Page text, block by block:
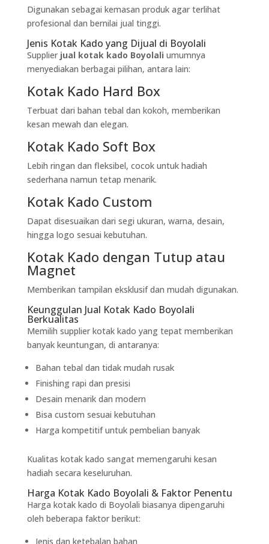
Digunakan sebagai kemasan produk agar terlihat
profesional dan bernilai jual tinggi.
Jenis Kotak Kado yang Dijual di Boyolali
Supplier jual kotak kado Boyolali umumnya
menyediakan berbagai pilihan, antara lain:
Kotak Kado Hard Box
Terbuat dari bahan tebal dan kokoh, memberikan
kesan mewah dan elegan.
Kotak Kado Soft Box
Lebih ringan dan fleksibel, cocok untuk hadiah
sederhana namun tetap menarik.
Kotak Kado Custom
Dapat disesuaikan dari segi ukuran, warna, desain,
hingga logo sesuai kebutuhan.
Kotak Kado dengan Tutup atau
Magnet
Memberikan tampilan eksklusif dan mudah digunakan.
Keunggulan Jual Kotak Kado Boyolali
Berkualitas
Memilih supplier kotak kado yang tepat memberikan
banyak keuntungan, di antaranya:
Bahan tebal dan tidak mudah rusak
Finishing rapi dan presisi
Desain menarik dan modern
Bisa custom sesuai kebutuhan
Harga kompetitif untuk pembelian banyak
Kualitas kotak kado sangat memengaruhi kesan
hadiah secara keseluruhan.
Harga Kotak Kado Boyolali & Faktor Penentu
Harga kotak kado di Boyolali biasanya dipengaruhi
oleh beberapa faktor berikut:
Jenis dan ketebalan bahan